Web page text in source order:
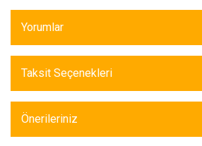
Yorumlar
Taksit Seçenekleri
Önerileriniz